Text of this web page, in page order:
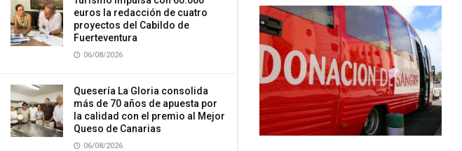
euros la redacción de cuatro
proyectos del Cabildo de
Fuerteventura
06/08/2026
Quesería La Gloria consolida
más de 70 años de apuesta por
la calidad con el premio al Mejor
Queso de Canarias
06/08/2026